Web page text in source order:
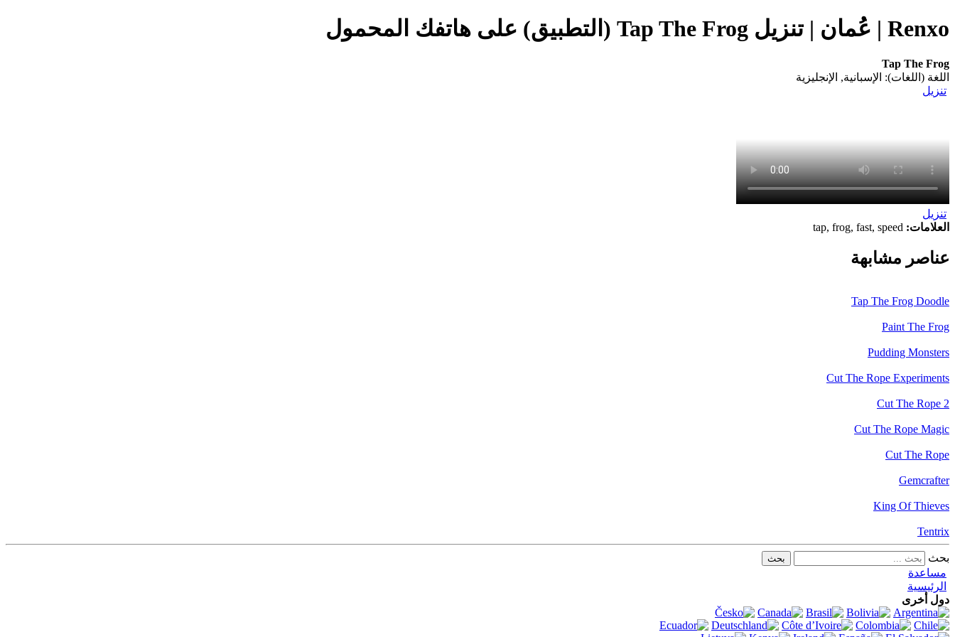
Renxo | عُمان | تنزيل Tap The Frog (التطبيق) على هاتفك المحمول
Tap The Frog
اللغة (اللغات): الإسبانية, الإنجليزية
تنزيل
تنزيل
العلامات:
عناصر مشابهة
Tap The Frog Doodle
Paint The Frog
Pudding Monsters
Cut The Rope Experiments
Cut The Rope 2
Cut The Rope Magic
Cut The Rope
Gemcrafter
King Of Thieves
Tentrix
بحث
مساعدة
الرئيسية
دول أخرى